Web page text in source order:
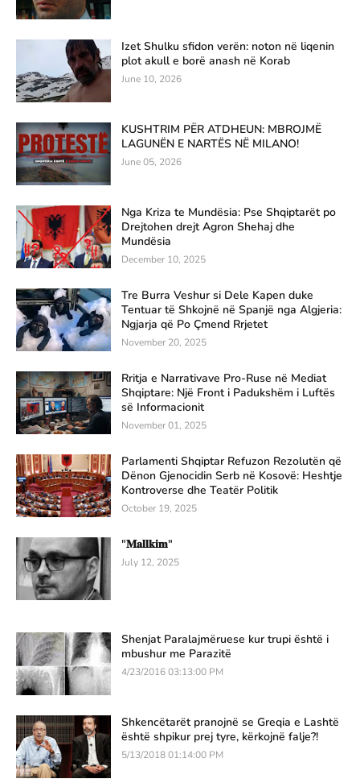
Izet Shulku sfidon verën: noton në liqenin
plot akull e borë anash në Korab
June 10, 2026
KUSHTRIM PËR ATDHEUN: MBROJMË
LAGUNËN E NARTËS NË MILANO!
June 05, 2026
Nga Kriza te Mundësia: Pse Shqiptarët po
Drejtohen drejt Agron Shehaj dhe
Mundësia
December 10, 2025
Tre Burra Veshur si Dele Kapen duke
Tentuar të Shkojnë në Spanjë nga Algjeria:
Ngjarja që Po Çmend Rrjetet
November 20, 2025
Rritja e Narrativave Pro-Ruse në Mediat
Shqiptare: Një Front i Padukshëm i Luftës
së Informacionit
November 01, 2025
Parlamenti Shqiptar Refuzon Rezolutën që
Dënon Gjenocidin Serb në Kosovë: Heshtje
Kontroverse dhe Teatër Politik
October 19, 2025
"𝐌𝐚𝐥𝐥𝐤𝐢𝐦"
July 12, 2025
Shenjat Paralajmëruese kur trupi është i
mbushur me Parazitë
4/23/2016 03:13:00 PM
Shkencëtarët pranojnë se Greqia e Lashtë
është shpikur prej tyre, kërkojnë falje?!
5/13/2018 01:14:00 PM